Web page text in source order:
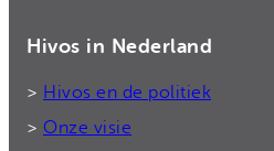
Hivos in Nederland
> Hivos en de politiek
> Onze visie